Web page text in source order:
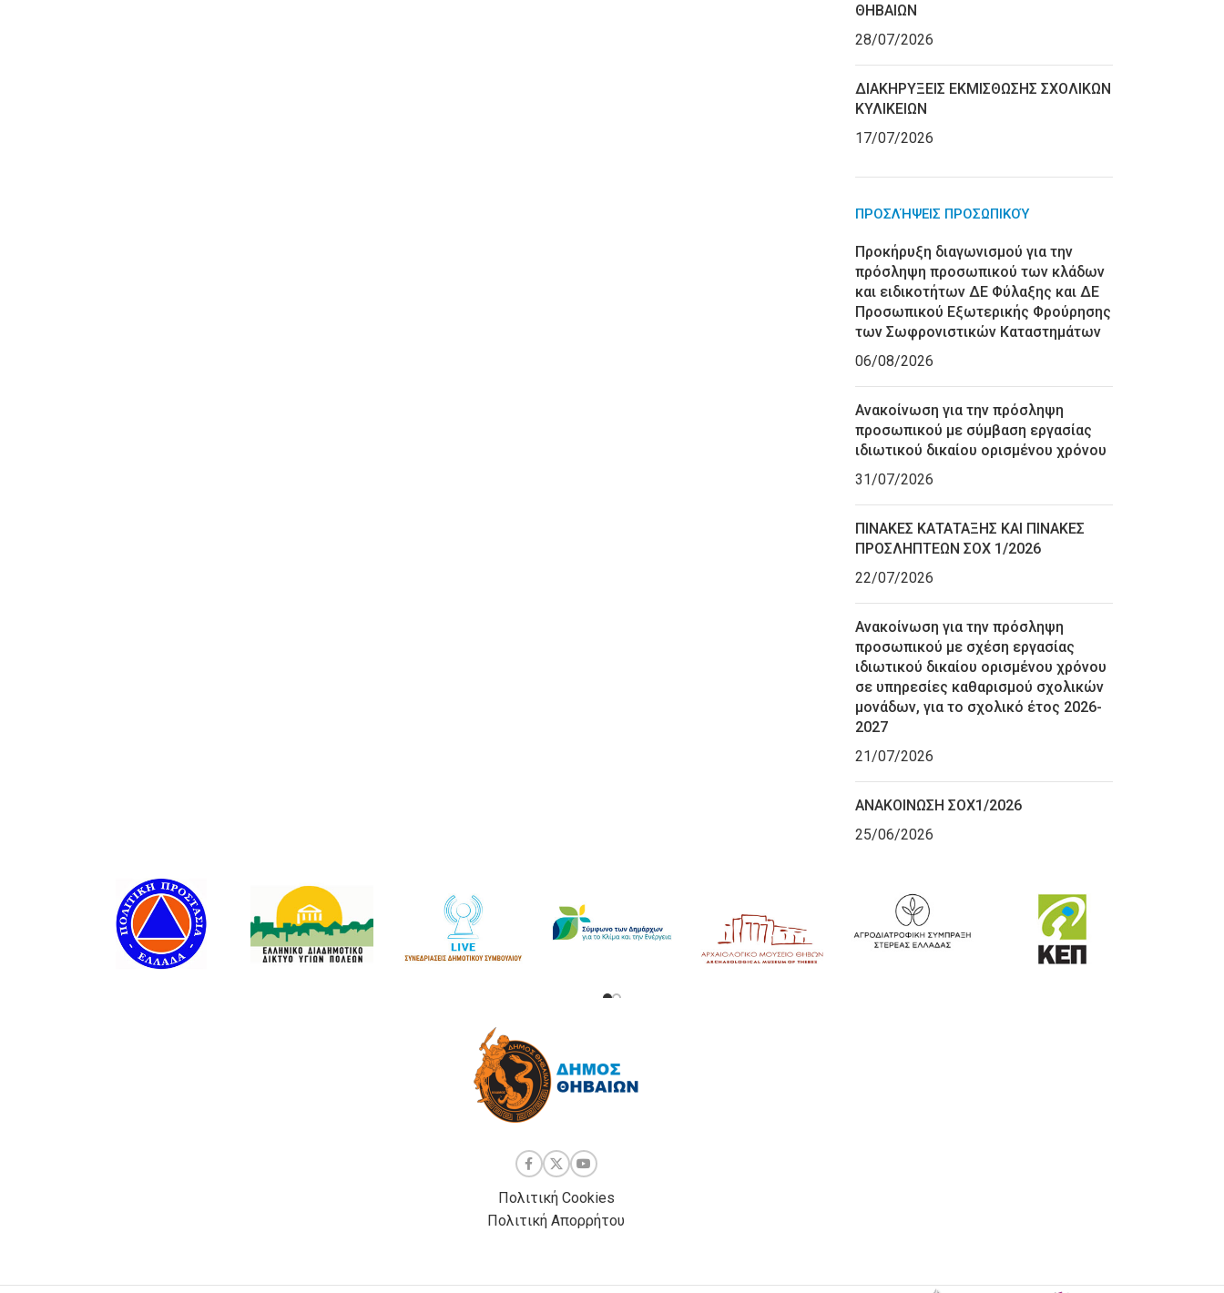
ΘΗΒΑΙΩΝ
28/07/2026
ΔΙΑΚΗΡΥΞΕΙΣ ΕΚΜΙΣΘΩΣΗΣ ΣΧΟΛΙΚΩΝ
ΚΥΛΙΚΕΙΩΝ
17/07/2026
ΠΡΟΣΛΉΨΕΙΣ ΠΡΟΣΩΠΙΚΟΎ
Προκήρυξη διαγωνισμού για την
πρόσληψη προσωπικού των κλάδων
και ειδικοτήτων ΔΕ Φύλαξης και ΔΕ
Προσωπικού Εξωτερικής Φρούρησης
των Σωφρονιστικών Καταστημάτων
06/08/2026
Ανακοίνωση για την πρόσληψη
προσωπικού με σύμβαση εργασίας
ιδιωτικού δικαίου ορισμένου χρόνου
31/07/2026
ΠΙΝΑΚΕΣ ΚΑΤΑΤΑΞΗΣ ΚΑΙ ΠΙΝΑΚΕΣ
ΠΡΟΣΛΗΠΤΕΩΝ ΣΟΧ 1/2026
22/07/2026
Ανακοίνωση για την πρόσληψη
προσωπικού με σχέση εργασίας
ιδιωτικού δικαίου ορισμένου χρόνου
σε υπηρεσίες καθαρισμού σχολικών
μονάδων, για το σχολικό έτος 2026-
2027
21/07/2026
ΑΝΑΚΟΙΝΩΣΗ ΣΟΧ1/2026
25/06/2026
Πολιτική Cookies
Πολιτική Απορρήτου